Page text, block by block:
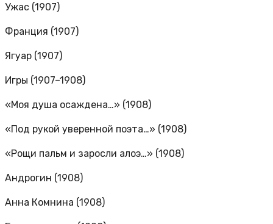
Ужас (1907)
Франция (1907)
Ягуар (1907)
Игры (1907–1908)
«Моя душа осаждена…» (1908)
«Под рукой уверенной поэта…» (1908)
«Рощи пальм и заросли алоэ…» (1908)
Андрогин (1908)
Анна Комнина (1908)